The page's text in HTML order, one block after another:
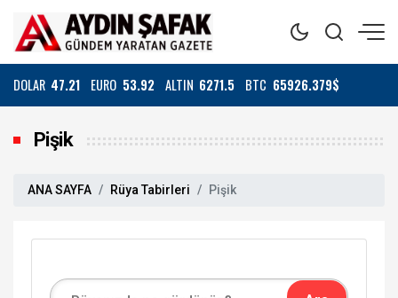
DOLAR 47.21 EURO 53.92 ALTIN 6271.5 BTC 65926.379$
Pişik
ANA SAYFA Rüya Tabirleri Pişik